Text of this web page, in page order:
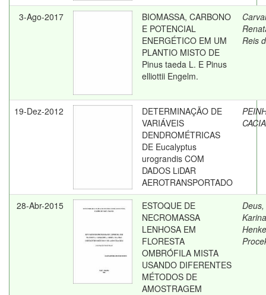
3-Ago-2017
BIOMASSA, CARBONO
E POTENCIAL
ENERGÉTICO EM UM
PLANTIO MISTO DE
Pinus taeda L. E Pinus
elliottii Engelm.
Reis
19-Dez-2012
DETERMINAÇÃO DE
VARIÁVEIS
DENDROMÉTRICAS
DE Eucalyptus
urograndis COM
DADOS LiDAR
AEROTRANSPORTADO
28-Abr-2015
ESTOQUE DE
NECROMASSA
LENHOSA EM
FLORESTA
OMBRÓFILA MISTA
USANDO DIFERENTES
MÉTODOS DE
AMOSTRAGEM
Deus,
Karina